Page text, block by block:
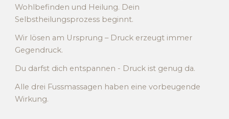
Wohlbefinden und Heilung. Dein
Selbstheilungsprozess beginnt.
Wir lösen am Ursprung – Druck erzeugt immer
Gegendruck.
Du darfst dich entspannen - Druck ist genug da.
Alle drei Fussmassagen haben eine vorbeugende
Wirkung.